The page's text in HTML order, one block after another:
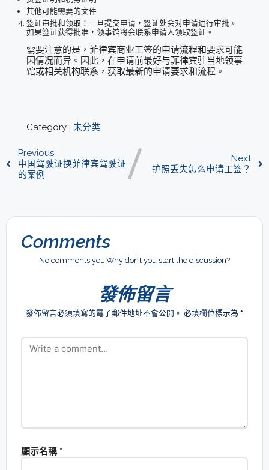
其他可能需要的文件
签证审批和领取：一旦提交申请，签证处会对申请进行审批。
如果签证获得批准，领事馆将会联系申请人领取签证。
需要注意的是，菲律宾商业工签的申请流程和要求可能
因情况而异。因此，在申请前最好与菲律宾驻当地领事
馆或相关机构联系，获取最新的申请要求和流程。
Category : 未分类
Previous
中国驾驶证换菲律宾驾驶证
的案例
Next
护照丢失怎么申请工签？
Comments
No comments yet. Why don’t you start the discussion?
發佈留言
發佈留言必須填寫的電子郵件地址不會公開。 必填欄位標示為 *
顯示名稱 *